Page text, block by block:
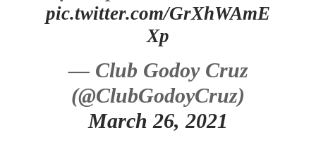
pic.twitter.com/GrXhWAmE
Xp
— Club Godoy Cruz
(@ClubGodoyCruz)
March 26, 2021